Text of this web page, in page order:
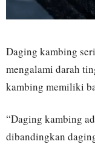
Daging kambing
mengalami darah
kambing memiliki
“Daging kambing
dibandingkan